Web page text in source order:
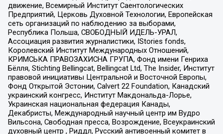
движение, Всемирный Институт Саентологических
Предприятий, Церковь Духовной Технологии, Европейская
сеть организаций по наблюдению за выборами,
Республика Польша, СВОБОДНЫЙ ИДЕЛЬ-УРАЛ,
Ассоциация развития журналистики, IStories fonds,
Королевский Институт Международных Отношений,
КРИМСЬКА ПРАВОЗАХИСНА ГРУПА, Фонд имени Генриха
Бёлля, Stichting Bellingcat, Bellingcat Ltd, The Insider, Институт
правовой инициативы Центральной и Восточной Европы,
Фонд Открытой Эстонии, Calvert 22 Foundation, Канадский
украинский конгресс, Институт Макдональда-Лорье,
Украинская национальная федерация Канады,
Декабристы, Международный научный центр им Вудро
Вильсона, Свободная пресса, Возрождение, Всеукраинский
духовный центр , Риддл, Русский антивоенный комитет в